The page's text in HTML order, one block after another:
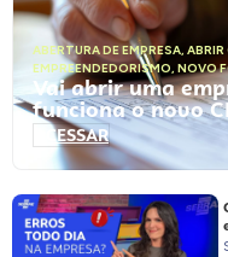
ABERTURA DE EMPRESA,
EMPREENDEDORISMO, NOVO
Vai abrir uma
funciona o novo
ACESSAR